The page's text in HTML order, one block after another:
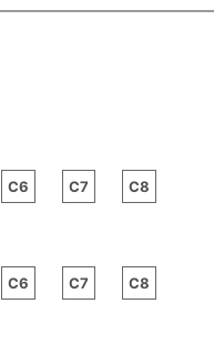
C6 C7 C8
C6 C7 C8